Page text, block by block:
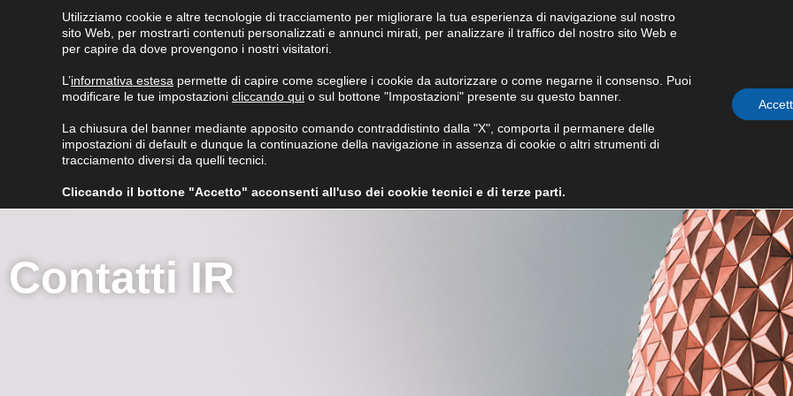
Condizioni generali di
ECOMEMBRANE PRODOTTI INNOVAZIONI NEWS E EVENTI GOVERNANCE INVESTOR RELATIONS
Contatti IR
Utilizziamo cookie e altre tecnologie di tracciamento per migliorare la tua esperienza di navigazione sul nostro
sito Web, per mostrarti contenuti personalizzati e annunci mirati, per analizzare il traffico del nostro sito Web e
per capire da dove provengono i nostri visitatori.
L’informativa estesa permette di capire come scegliere i cookie da autorizzare o come negarne il consenso. Puoi
modificare le tue impostazioni cliccando qui o sul bottone "Impostazioni" presente su questo banner.
La chiusura del banner mediante apposito comando contraddistinto dalla "X", comporta il permanere delle
impostazioni di default e dunque la continuazione della navigazione in assenza di cookie o altri strumenti di
tracciamento diversi da quelli tecnici.
Cliccando il bottone "Accetto" acconsenti all'uso dei cookie tecnici e di terze parti.